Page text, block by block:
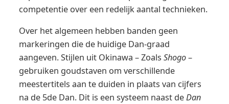
competentie over een redelijk aantal technieken.
Over het algemeen hebben banden geen
markeringen die de huidige Dan-graad
aangeven. Stijlen uit Okinawa – Zoals Shogo–
gebruiken goudstaven om verschillende
meestertitels aan te duiden in plaats van cijfers
na de 5de Dan. Dit is een systeem naast deDan